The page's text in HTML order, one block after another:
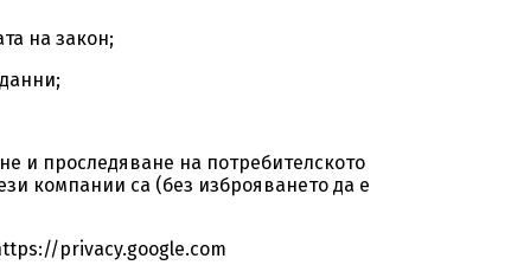
на закон;
и проследяване на потребителското
компании са (без изброяването да е
privacy.google.com